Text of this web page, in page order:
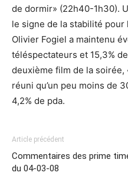
de dormir» (22h40-1h30).
le signe de la stabilité
Olivier Fogiel a maintenu
téléspectateurs et 15,3%
deuxième film de la soirée,
réuni qu’un peu moins de
4,2% de pda.
Article précédent
Commentaires des prime
du 04-03-08